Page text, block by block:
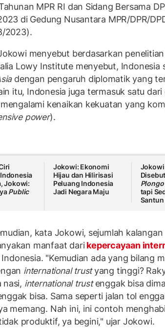
MPR RI dan Sidang Bersama
di Gedung Nusantara MPR/DPR/
2023).
menyebut berdasarkan
Lowy Institute menyebut, Indonesia
dengan pengaruh diplomatik yang
itu, Indonesia juga termasuk satu dari
kenaikan kekuatan yang
power).
Jokowi:
Public
Jokowi: Ekonomi
Hijau dan Hilirisasi
Peluang Indonesia
Jadi Negara Maju
Jokowi
Disebut
Plongo
tapi
Santun
kata Jokowi, sejumlah kalangan
manfaat darikepercayaan
"Kemudian ada yang bilang
international trustyang tinggi?
nasi, international trustenggak bisa
bisa. Sama seperti jalan tol
memang. Nah ini, ini contoh
produktif, ya begini," ujar Jokowi.